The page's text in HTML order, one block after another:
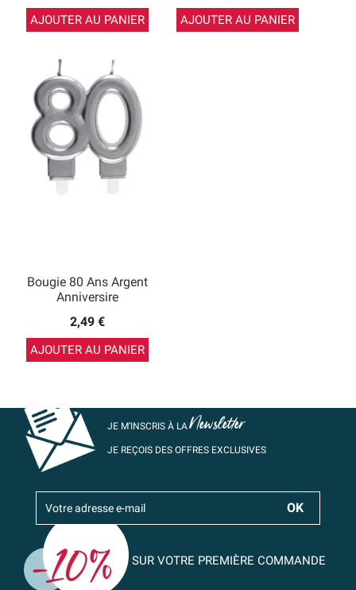
AJOUTER AU PANIER AJOUTER AU PANIER
Bougie 80 Ans Argent
Anniversire
2,49 €
AJOUTER AU PANIER
JE M’INSCRIS À LANewsletter
JE REÇOIS DES OFFRES EXCLUSIVES
SUR VOTRE PREMIÈRE COMMANDE